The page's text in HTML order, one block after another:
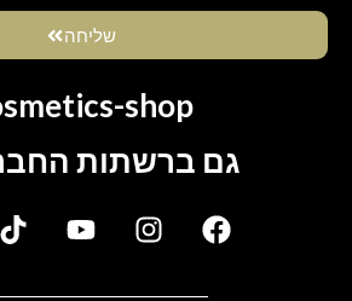
שליחה
shop
גם ברשתות